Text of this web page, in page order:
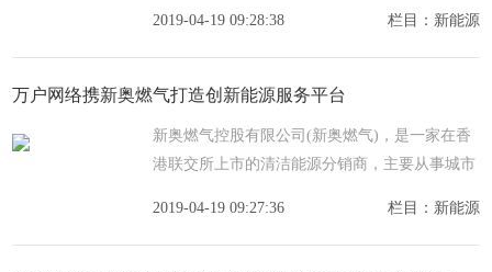
家居 新技术 新能源
力在于
2019-04-19 09:28:38 栏目：新能源
万户网络携新奥燃气打造创新能源服务平台
新奥燃气控股有限公司(新奥燃气)，是一家在香
港联交所上市的清洁能源分销商，主要从事城市
源的配送业务，
2019-04-19 09:27:36 栏目：新能源